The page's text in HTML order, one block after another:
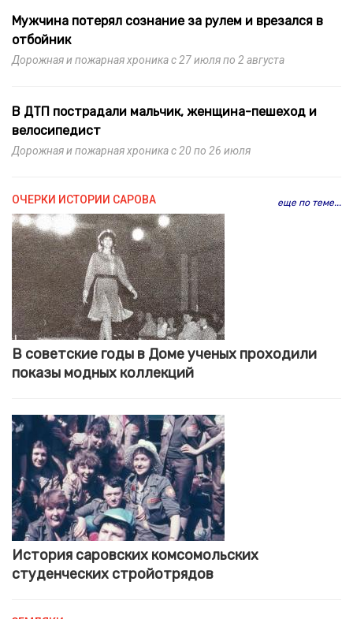
Мужчина потерял сознание за рулем и врезался в
отбойник
Дорожная и пожарная хроника с 27 июля по 2 августа
В ДТП пострадали мальчик, женщина-пешеход и
велосипедист
Дорожная и пожарная хроника с 20 по 26 июля
еще по теме...
ОЧЕРКИ ИСТОРИИ САРОВА
В советские годы в Доме ученых проходили
показы модных коллекций
История саровских комсомольских
студенческих стройотрядов